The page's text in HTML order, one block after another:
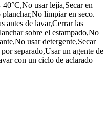
usar lejía,Secar en
planchar,No limpiar en seco.
antes de lavar,Cerrar las
sobre el estampado,No
usar detergente,Secar
separado,Usar un agente de
con un ciclo de aclarado